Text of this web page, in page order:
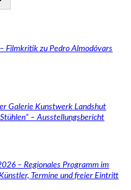
Filmkritik zu Pedro Almodóvars
Galerie Kunstwerk Landshut
– Ausstellungsbericht
– Regionales Programm im
Termine und freier Eintritt